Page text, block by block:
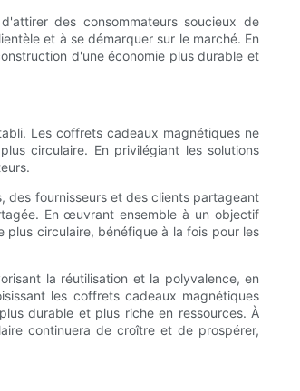
des consommateurs soucieux de
et à se démarquer sur le marché. En
d'une économie plus durable et
Les coffrets cadeaux magnétiques ne
circulaire. En privilégiant les solutions
des fournisseurs et des clients partageant
En œuvrant ensemble à un objectif
circulaire, bénéfique à la fois pour les
la réutilisation et la polyvalence, en
les coffrets cadeaux magnétiques
durable et plus riche en ressources. À
continuera de croître et de prospérer,